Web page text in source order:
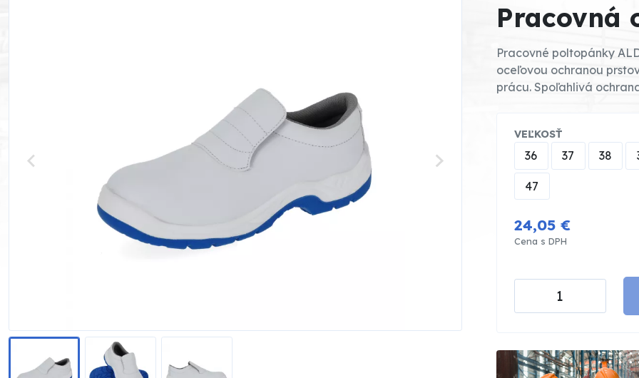
Pracovná
Pracovné poltopánky
oceľovou ochranou
prácu. Spoľahlivá
VEĽKOSŤ
36 37 38
47
24,05 €
Cena s DPH